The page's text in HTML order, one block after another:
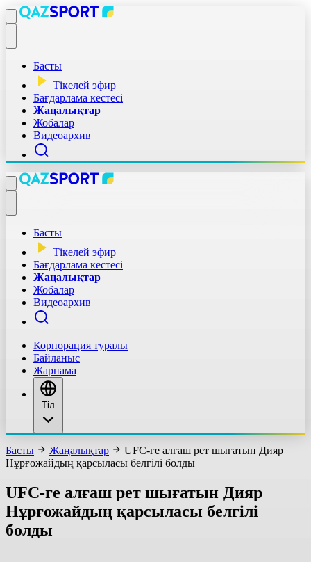
Басты
Тікелей эфир
Бағдарлама кестесі
Жаңалықтар
Жобалар
Видеоархив
Басты
Тікелей эфир
Бағдарлама кестесі
Жаңалықтар
Жобалар
Видеоархив
Корпорация туралы
Байланыс
Жарнама
Тіл
Басты Жаңалықтар
UFC-ге алғаш рет шығатын Дияр
Нұрғожайдың қарсыласы белгілі болды
UFC-ге алғаш рет шығатын Дияр
Нұрғожайдың қарсыласы белгілі
болды